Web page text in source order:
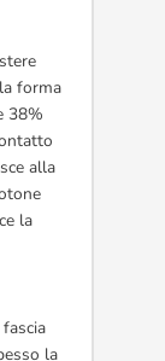
forma
38%
alla
la
la